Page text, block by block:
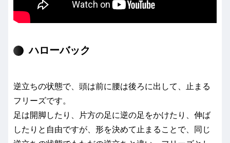
ハローバック
逆立ちの状態で、頭は前に腰は後ろに出して、止まる
フリーズです。
足は開脚したり、片方の足に逆の足をかけたり、伸ば
したりと自由ですが、形を決めて止まることで、同じ